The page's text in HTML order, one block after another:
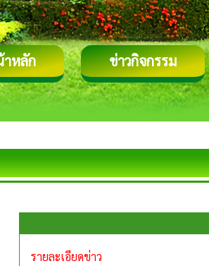
หลัก ข่าวกิจกรรม
รายละเอียดข่าว